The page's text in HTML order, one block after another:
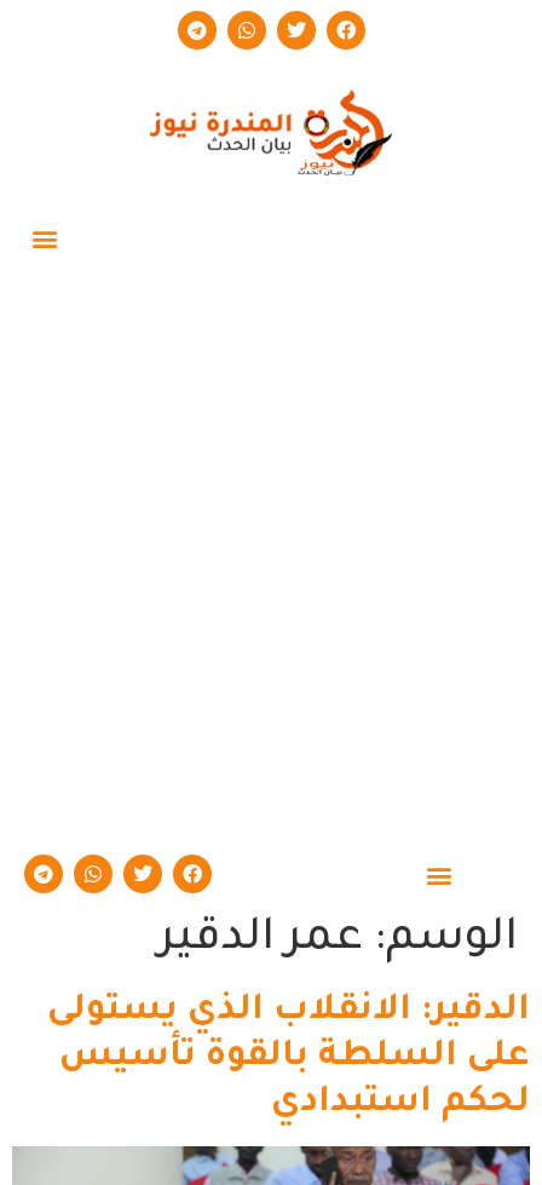
الوسم: عمر الدقير
الدقير: الانقلاب الذي يستولى
على السلطة بالقوة تأسيس
لحكم استبدادي